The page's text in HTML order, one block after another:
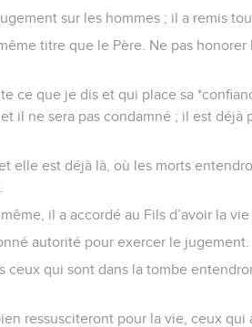
sur les hommes ; il a remis
titre que le Père. Ne pas honorer
ce que je dis et qui place sa
il ne sera pas condamné ; il est déjà
elle est déjà là, où les morts
il a accordé au Fils d’avoir la
autorité pour exercer le jugement.
ceux qui sont dans la tombe
ressusciteront pour la vie, ceux qui